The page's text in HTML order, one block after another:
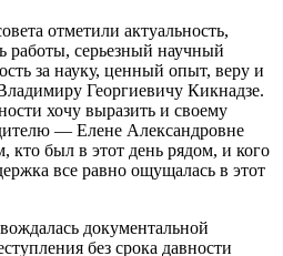
отметили актуальность,
работы, серьезный научный
за науку, ценный опыт, веру и
Георгиевичу Кикнадзе.
хочу выразить и своему
— Елене Александровне
был в этот день рядом, и кого
все равно ощущалась в этот
документальной
без срока давности